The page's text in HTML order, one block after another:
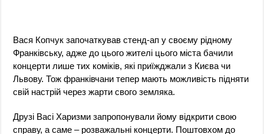
Вася Копчук започаткував стенд-ап у своєму рідному
Франківську, адже до цього жителі цього міста бачили
концерти лише тих коміків, які приїжджали з Києва чи
Львову. Тож франківчани тепер мають можливість підняти
свій настрій через жарти свого земляка.
Друзі Васі Харизми запропонували йому відкрити свою
справу, а саме – розважальні концерти. Поштовхом до